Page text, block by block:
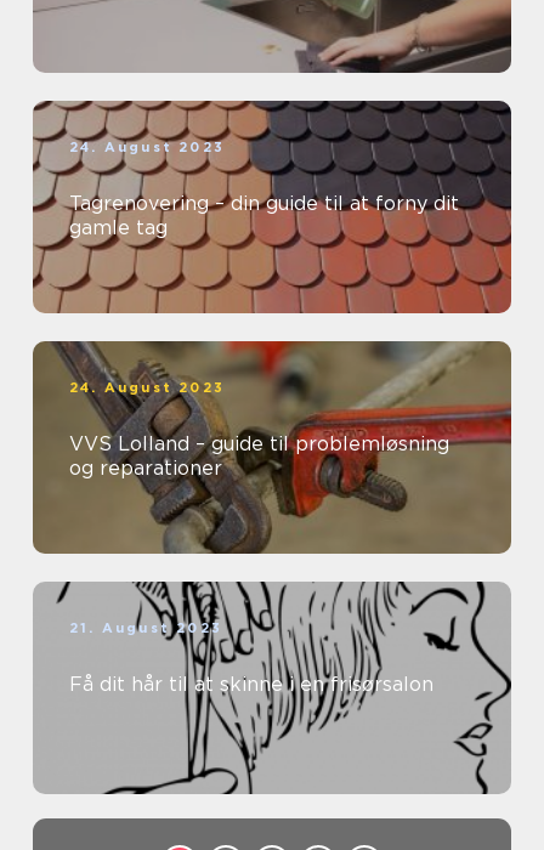
24. August 2023
Tagrenovering – din guide til at forny dit
gamle tag
24. August 2023
VVS Lolland – guide til problemløsning
og reparationer
21. August 2023
Få dit hår til at skinne i en frisørsalon